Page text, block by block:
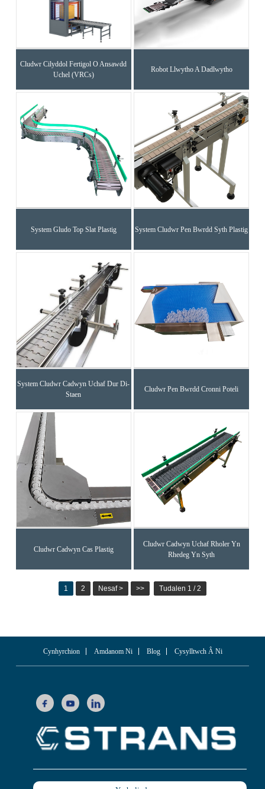
Cludwr Cilyddol Fertigol O Ansawdd
Uchel (VRCs)
Robot Llwytho A Dadlwytho
System Gludo Top Slat Plastig System Cludwr Pen Bwrdd Syth Plastig
System Cludwr Cadwyn Uchaf Dur Di-
Staen
Cludwr Pen Bwrdd Cronni Poteli
Cludwr Cadwyn Cas Plastig
Cludwr Cadwyn Uchaf Rholer Yn
Rhedeg Yn Syth
1 2 Nesaf > >> Tudalen 1 / 2
Cynhyrchion Amdanom Ni Blog Cysylltwch Â Ni